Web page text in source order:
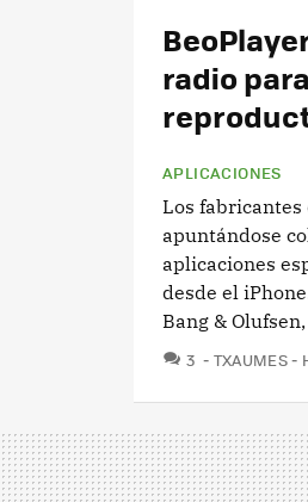
radio
APLICACIONES
Los
apuntándose
aplicaciones
desde el
Bang &
3
TXAUMES